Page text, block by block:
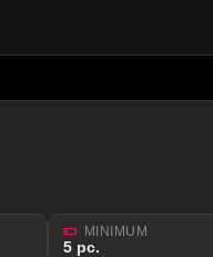
MINIMUM
5 рс.